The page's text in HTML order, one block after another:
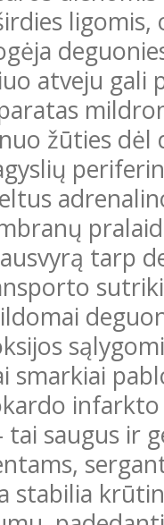
atveju gali
žūties
tarp
smarkiai
infarkto
saugus ir
stabilia